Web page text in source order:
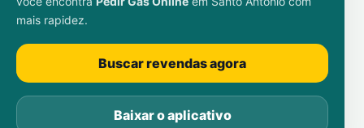
mais rapidez.
Buscar revendas agora
Baixar o aplicativo